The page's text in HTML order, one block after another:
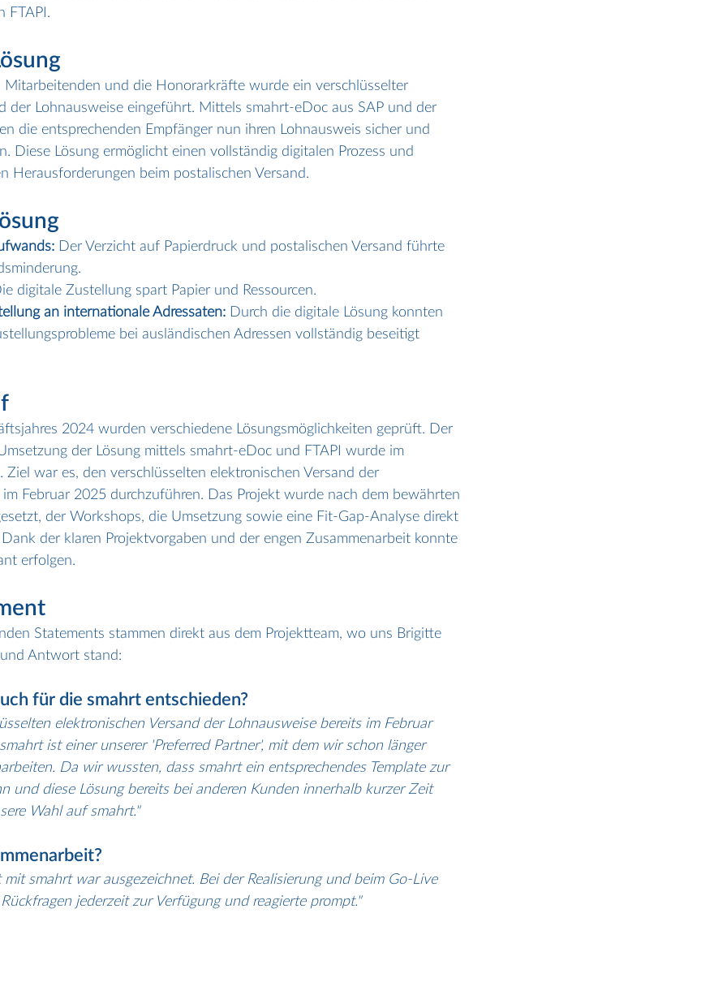
FTAPI.
Mitarbeitenden und die Honorarkräfte wurde ein verschlüsselter
der Lohnausweise eingeführt. Mittels smahrt-eDoc aus SAP und der
die entsprechenden Empfänger nun ihren Lohnausweis sicher und
Diese Lösung ermöglicht einen vollständig digitalen Prozess und
Herausforderungen beim postalischen Versand.
Der Verzicht auf Papierdruck und postalischen Versand führte
digitale Zustellung spart Papier und Ressourcen.
an internationale Adressaten: Durch die digitale Lösung konnten
bei ausländischen Adressen vollständig beseitigt
2024 wurden verschiedene Lösungsmöglichkeiten geprüft. Der
der Lösung mittels smahrt-eDoc und FTAPI wurde im
war es, den verschlüsselten elektronischen Versand der
Februar 2025 durchzuführen. Das Projekt wurde nach dem bewährten
der Workshops, die Umsetzung sowie eine Fit-Gap-Analyse direkt
der klaren Projektvorgaben und der engen Zusammenarbeit konnte
erfolgen.
Statements stammen direkt aus dem Projektteam, wo uns Brigitte
Antwort stand:
für die smahrt entschieden?
elektronischen Versand der Lohnausweise bereits im Februar
ist einer unserer 'Preferred Partner', mit dem wir schon länger
Da wir wussten, dass smahrt ein entsprechendes Template zur
und diese Lösung bereits bei anderen Kunden innerhalb kurzer Zeit
Wahl auf smahrt."
smahrt war ausgezeichnet. Bei der Realisierung und beim Go-Live
jederzeit zur Verfügung und reagierte prompt."